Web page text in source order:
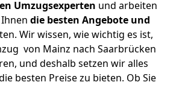
Umzugsexperten und arbeiten
die besten Angebote und
Wir wissen, wie wichtig es ist,
von Mainz nach Saarbrücken
und deshalb setzen wir alles
besten Preise zu bieten. Ob Sie